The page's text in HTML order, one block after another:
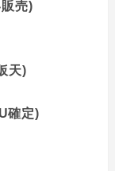
売)
天)
確定)